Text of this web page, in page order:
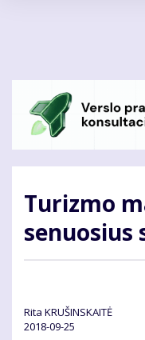
Turizmo
senuosius
Rita KRUŠINSKAITĖ
2018-09-25